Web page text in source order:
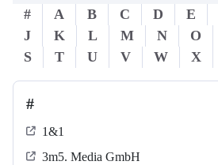
# A B C D E
J
K L M N O
S
T U V W X
#
1&1
3m5. Media GmbH